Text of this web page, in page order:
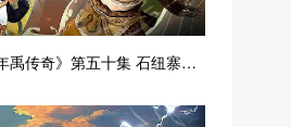
奇》第五十集 石纽寨治